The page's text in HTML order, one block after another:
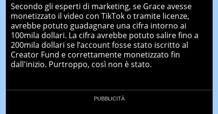
Secondo gli esperti di marketing, se Grace avesse
monetizzato il video con TikTok o tramite licenze,
avrebbe potuto guadagnare una cifra intorno ai
100mila dollari. La cifra avrebbe potuto salire fino a
200mila dollari se l’account fosse stato iscritto al
Creator Fund e correttamente monetizzato fin
dall'inizio. Purtroppo, così non è stato.